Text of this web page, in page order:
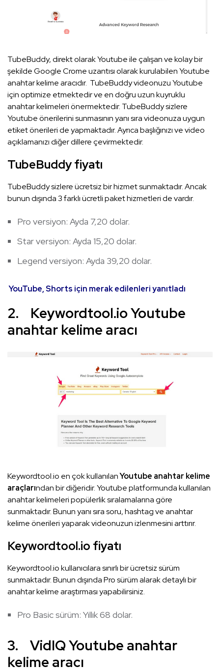
TubeBuddy, direkt olarak Youtube ile çalışan ve kolay bir
şekilde Google Crome uzantısı olarak kurulabilen Youtube
anahtar kelime aracıdır. TubeBuddy videonuzu Youtube
için optimize etmektedir ve en doğru uzun kuyruklu
anahtar kelimeleri önermektedir. TubeBuddy sizlere
Youtube önerilerini sunmasının yanı sıra videonuza uygun
etiket önerileri de yapmaktadır. Ayrıca başlığınızı ve video
açıklamanızı diğer dillere çevirmektedir.
TubeBuddy fiyatı
TubeBuddy sizlere ücretsiz bir hizmet sunmaktadır. Ancak
bunun dışında 3 farklı ücretli paket hizmetleri de vardır.
Pro versiyon: Ayda 7,20 dolar.
Star versiyon: Ayda 15,20 dolar.
Legend versiyon: Ayda 39,20 dolar.
YouTube, Shorts için merak edilenleri yanıtladı
2. Keywordtool.io Youtube
anahtar kelime aracı
Keywordtool.io en çok kullanılanYoutube anahtar kelime
araçlarından bir diğeridir. Youtube platformunda kullanılan
anahtar kelimeleri popülerlik sıralamalarına göre
sunmaktadır. Bunun yanı sıra soru, hashtag ve anahtar
kelime önerileri yaparak videonuzun izlenmesini arttırır.
Keywordtool.io fiyatı
Keywordtool.io kullanıcılara sınırlı bir ücretsiz sürüm
sunmaktadır. Bunun dışında Pro sürüm alarak detaylı bir
anahtar kelime araştırması yapabilirsiniz.
Pro Basic sürüm: Yıllık 68 dolar.
3. VidIQ Youtube anahtar
kelime aracı